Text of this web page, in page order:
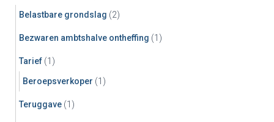
Belastbare grondslag (2)
Bezwaren ambtshalve ontheffing (1)
Tarief (1)
Beroepsverkoper (1)
Teruggave (1)